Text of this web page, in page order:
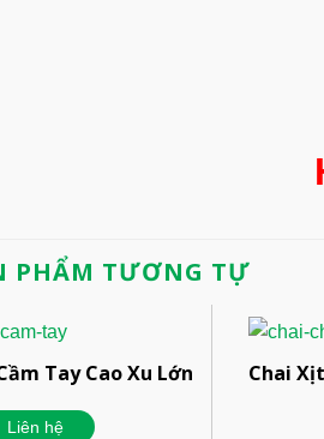
PHẨM TƯƠNG TỰ
Tay Cao Xu Lớn
Liên hệ
Chai